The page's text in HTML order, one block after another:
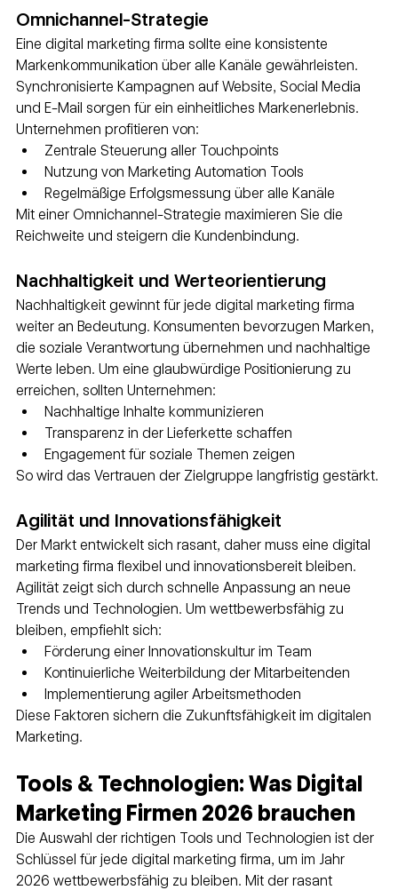
Omnichannel-Strategie
Eine digital marketing firma sollte eine konsistente
Markenkommunikation über alle Kanäle gewährleisten.
Synchronisierte Kampagnen auf Website, Social Media
und E-Mail sorgen für ein einheitliches Markenerlebnis.
Unternehmen profitieren von:
Zentrale Steuerung aller Touchpoints
Nutzung von Marketing Automation Tools
Regelmäßige Erfolgsmessung über alle Kanäle
Mit einer Omnichannel-Strategie maximieren Sie die
Reichweite und steigern die Kundenbindung.
Nachhaltigkeit und Werteorientierung
Nachhaltigkeit gewinnt für jede digital marketing firma
weiter an Bedeutung. Konsumenten bevorzugen Marken,
die soziale Verantwortung übernehmen und nachhaltige
Werte leben. Um eine glaubwürdige Positionierung zu
erreichen, sollten Unternehmen:
Nachhaltige Inhalte kommunizieren
Transparenz in der Lieferkette schaffen
Engagement für soziale Themen zeigen
So wird das Vertrauen der Zielgruppe langfristig gestärkt.
Agilität und Innovationsfähigkeit
Der Markt entwickelt sich rasant, daher muss eine digital
marketing firma flexibel und innovationsbereit bleiben.
Agilität zeigt sich durch schnelle Anpassung an neue
Trends und Technologien. Um wettbewerbsfähig zu
bleiben, empfiehlt sich:
Förderung einer Innovationskultur im Team
Kontinuierliche Weiterbildung der Mitarbeitenden
Implementierung agiler Arbeitsmethoden
Diese Faktoren sichern die Zukunftsfähigkeit im digitalen
Marketing.
Tools & Technologien: Was Digital
Marketing Firmen 2026 brauchen
Die Auswahl der richtigen Tools und Technologien ist der
Schlüssel für jede digital marketing firma, um im Jahr
2026 wettbewerbsfähig zu bleiben. Mit der rasant